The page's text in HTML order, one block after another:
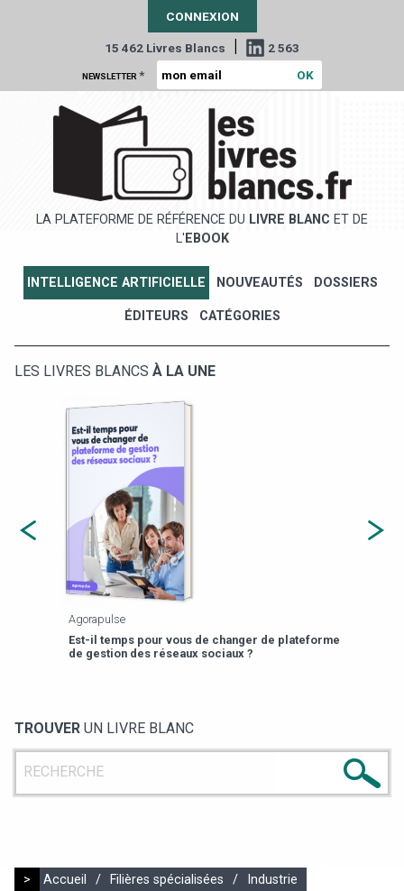
CONNEXION
15 462 Livres Blancs | 2 563
NEWSLETTER *
LA PLATEFORME DE RÉFÉRENCE DU LIVRE BLANC ET DE
L' EBOOK
INTELLIGENCE ARTIFICIELLE NOUVEAUTÉS DOSSIERS
ÉDITEURS CATÉGORIES
LES LIVRES BLANCS À LA UNE
Agorapulse
Est-il temps pour vous de changer de plateforme
de gestion des réseaux sociaux ?
TROUVER UN LIVRE BLANC
> Accueil / Filières spécialisées / Industrie